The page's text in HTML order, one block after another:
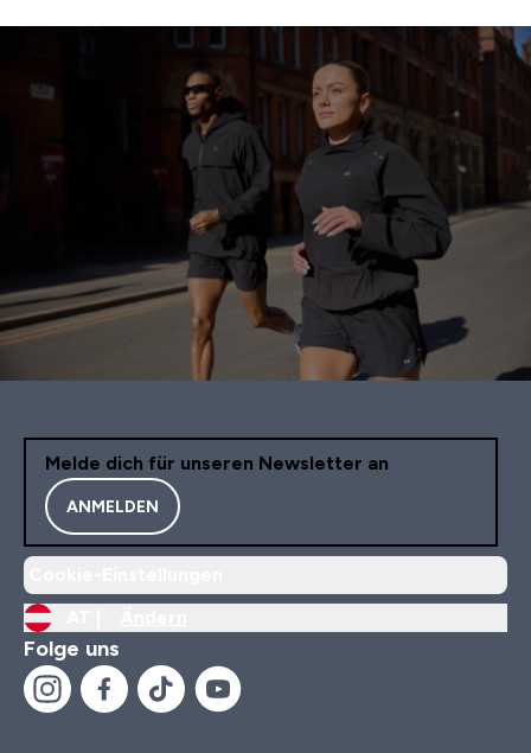
Melde dich für unseren Newsletter an
ANMELDEN
Folge uns